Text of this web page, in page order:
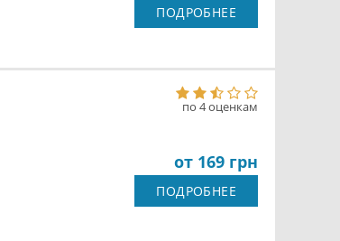
ПОДРОБНЕЕ
по 4 оценкам
от 169 грн
ПОДРОБНЕЕ